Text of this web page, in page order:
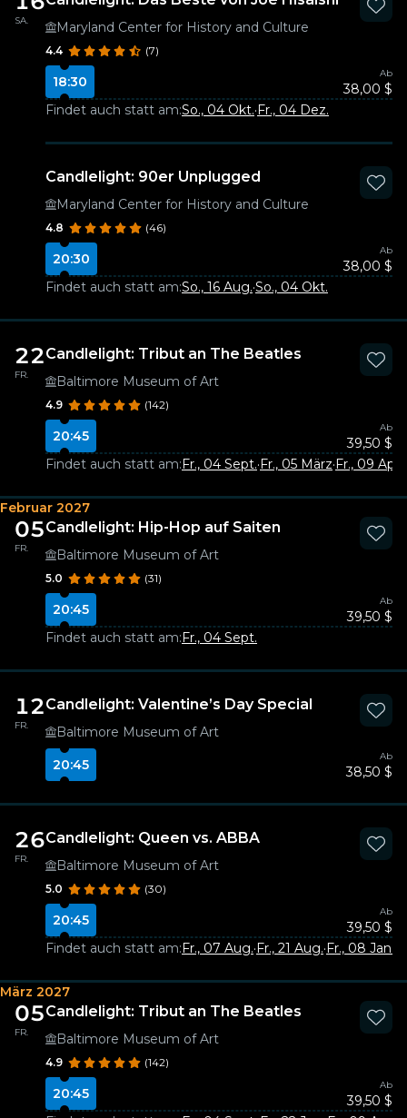
SA. Maryland Center for History and Culture
4.4 (7)
18:30
Ab
38,00 $
Findet auch statt am:So., 04 Okt.·Fr., 04 Dez.
Candlelight: 90er Unplugged
Maryland Center for History and Culture
4.8 (46)
20:30
Ab
38,00 $
Findet auch statt am:So., 16 Aug.·So., 04 Okt.
22
FR.
Candlelight: Tribut an The Beatles
Baltimore Museum of Art
4.9 (142)
20:45
Ab
39,50 $
Findet auch statt am:Fr., 04 Sept.·Fr., 05 März·Fr., 09 Apr.
Februar 2027
05
FR.
Candlelight: Hip-Hop auf Saiten
Baltimore Museum of Art
5.0 (31)
20:45
Ab
39,50 $
Findet auch statt am:Fr., 04 Sept.
12
FR.
Candlelight: Valentine’s Day Special
Baltimore Museum of Art
20:45
Ab
38,50 $
26
FR.
Candlelight: Queen vs. ABBA
Baltimore Museum of Art
5.0 (30)
20:45
Ab
39,50 $
Findet auch statt am:Fr., 07 Aug.·Fr., 21 Aug.·Fr., 08 Jan.
März 2027
05
FR.
Candlelight: Tribut an The Beatles
Baltimore Museum of Art
4.9 (142)
20:45
Ab
39,50 $